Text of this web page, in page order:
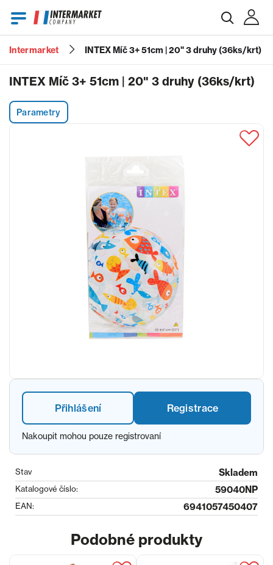
Heslo
Zapomenuté heslo?
Intermarket INTEX Míč 3+ 51cm | 20" 3 druhy (36ks/krt)
INTEX Míč 3+ 51cm | 20" 3 druhy (36ks/krt)
Parametry
Přihlášení Registrace
Nakoupit mohou pouze registrovaní
Stav Skladem
Katalogové číslo: 59040NP
EAN: 6941057450407
Podobné produkty